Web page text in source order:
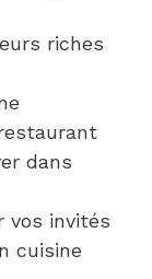
riches
dans
vos invités
cuisine